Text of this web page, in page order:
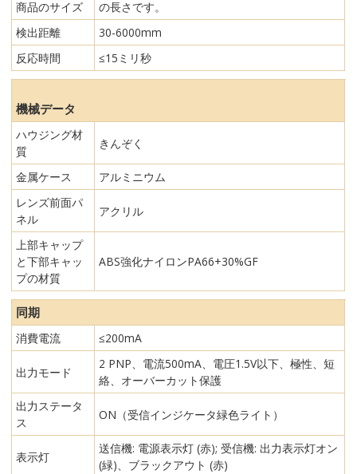
商品のサイズ
の長さです。
検出距離
30-6000mm
反応時間
≤15ミリ秒
機械データ
ハウジング材
質
きんぞく
金属ケース
アルミニウム
レンズ前面パ
ネル
アクリル
上部キャップ
と下部キャッ
プの材質
ABS強化ナイロンPA66+30%GF
同期
消費電流 ≤200mA
出力モード
2 PNP、電流500mA、電圧1.5V以下、極性、短
絡、オーバーカット保護
出力ステータ
ス
ON（受信インジケータ緑色ライト）
表示灯
送信機: 電源表示灯 (赤); 受信機: 出力表示灯オン
(緑)、ブラックアウト (赤)